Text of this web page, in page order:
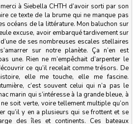
à Siebella CHTH d’avoir sorti par son
ce texte de la brume qui ne manque pas
océans de la littérature. Mon baluchon sur
excuse, avoir embarqué tardivement sur
de ses nombreuses escales stellaires
sur notre planète. Ça n’en est
une. Rien ne m’empêchait d’arpenter le
ce qu’il recelait comme trésors. De
elle me touche, elle me fascine.
c’est souvent celui qui n’a pas le
marin qui s’intéresse à la grande bleue, à
soit verte, voire tellement multiple qu’on
qu’il y en a plusieurs qui se frottent et se
des îles et continents. Ces bateaux